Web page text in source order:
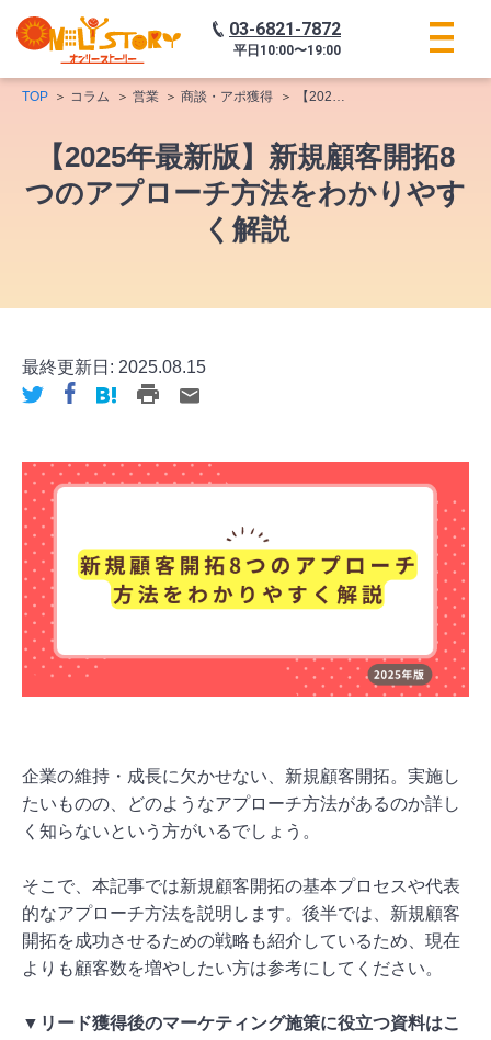
03-6821-7872
平日 10:00〜19:00
TOP コラム 営業 商談・アポ獲得 【2025年最新版】新規顧客開拓8つのアプローチ方法をわかりやすく解説
【2025年最新版】新規顧客開拓8
つのアプローチ方法をわかりやす
く解説
最終更新日: 2025.08.15
企業の維持・成長に欠かせない、新規顧客開拓。実施し
たいものの、どのようなアプローチ方法があるのか詳し
く知らないという方がいるでしょう。
そこで、本記事では新規顧客開拓の基本プロセスや代表
的なアプローチ方法を説明します。後半では、新規顧客
開拓を成功させるための戦略も紹介しているため、現在
よりも顧客数を増やしたい方は参考にしてください。
▼リード獲得後のマーケティング施策に役立つ資料はこ